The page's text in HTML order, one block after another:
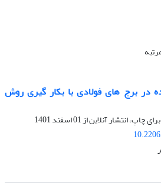
در برج های فولادی با بکار گیری روش
چاپ، انتشار آنلاین از01 اسفند 1401